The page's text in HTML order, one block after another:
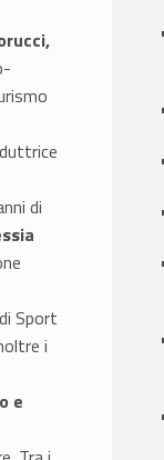
di
Sport
i
e